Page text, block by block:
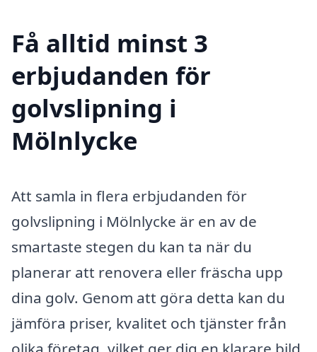
Få alltid minst 3
erbjudanden för
golvslipning i
Mölnlycke
Att samla in flera erbjudanden för
golvslipning i Mölnlycke är en av de
smartaste stegen du kan ta när du
planerar att renovera eller fräscha upp
dina golv. Genom att göra detta kan du
jämföra priser, kvalitet och tjänster från